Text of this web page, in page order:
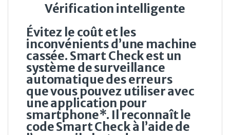
Vérification intelligente
Évitez le coût et les
inconvénients d’une machine
cassée. Smart Check est un
système de surveillance
automatique des erreurs
que vous pouvez utiliser avec
une application pour
smartphone*. Il reconnaît le
code Smart Check à l’aide de